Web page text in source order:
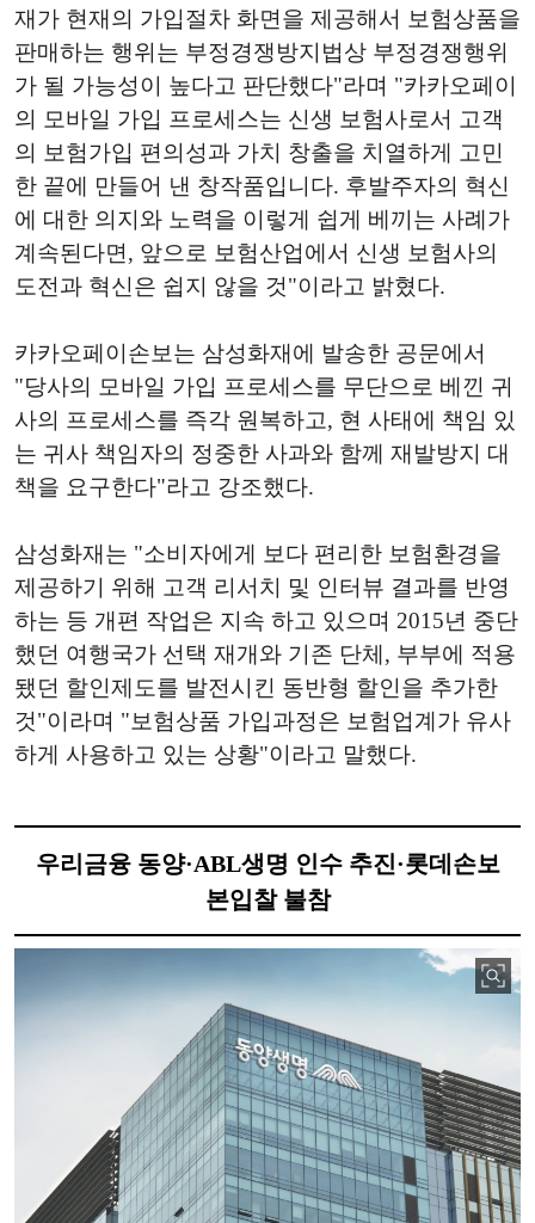
재가 현재의 가입절차 화면을 제공해서 보험상품을
판매하는 행위는 부정경쟁방지법상 부정경쟁행위
가 될 가능성이 높다고 판단했다"라며 "카카오페이
의 모바일 가입 프로세스는 신생 보험사로서 고객
의 보험가입 편의성과 가치 창출을 치열하게 고민
한 끝에 만들어 낸 창작품입니다. 후발주자의 혁신
에 대한 의지와 노력을 이렇게 쉽게 베끼는 사례가
계속된다면, 앞으로 보험산업에서 신생 보험사의
도전과 혁신은 쉽지 않을 것"이라고 밝혔다.
카카오페이손보는 삼성화재에 발송한 공문에서
"당사의 모바일 가입 프로세스를 무단으로 베낀 귀
사의 프로세스를 즉각 원복하고, 현 사태에 책임 있
는 귀사 책임자의 정중한 사과와 함께 재발방지 대
책을 요구한다"라고 강조했다.
삼성화재는 "소비자에게 보다 편리한 보험환경을
제공하기 위해 고객 리서치 및 인터뷰 결과를 반영
하는 등 개편 작업은 지속 하고 있으며 2015년 중단
했던 여행국가 선택 재개와 기존 단체, 부부에 적용
됐던 할인제도를 발전시킨 동반형 할인을 추가한
것"이라며 "보험상품 가입과정은 보험업계가 유사
하게 사용하고 있는 상황"이라고 말했다.
우리금융 동양·ABL생명 인수 추진·롯데손보
본입찰 불참